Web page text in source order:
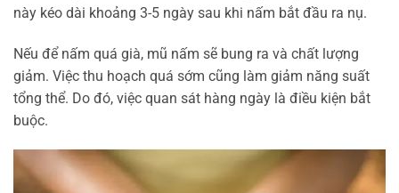
này kéo dài khoảng 3-5 ngày sau khi nấm bắt đầu ra nụ.
Nếu để nấm quá già, mũ nấm sẽ bung ra và chất lượng
giảm. Việc thu hoạch quá sớm cũng làm giảm năng suất
tổng thể. Do đó, việc quan sát hàng ngày là điều kiện bắt
buộc.